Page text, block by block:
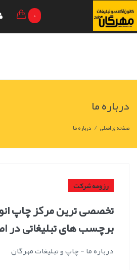
0
درباره ما
صفحه ی اصلی / درباره ما
رزومه شرکت
تخصصی ترین مرکز چاپ
برچسب های تبلیغاتی در
درباره ما - چاپ و تبلیغات مهرگان